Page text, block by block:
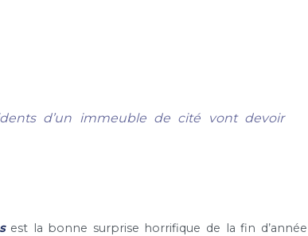
d’un immeuble de cité vont devoir
est la bonne surprise horrifique de la fin d’année